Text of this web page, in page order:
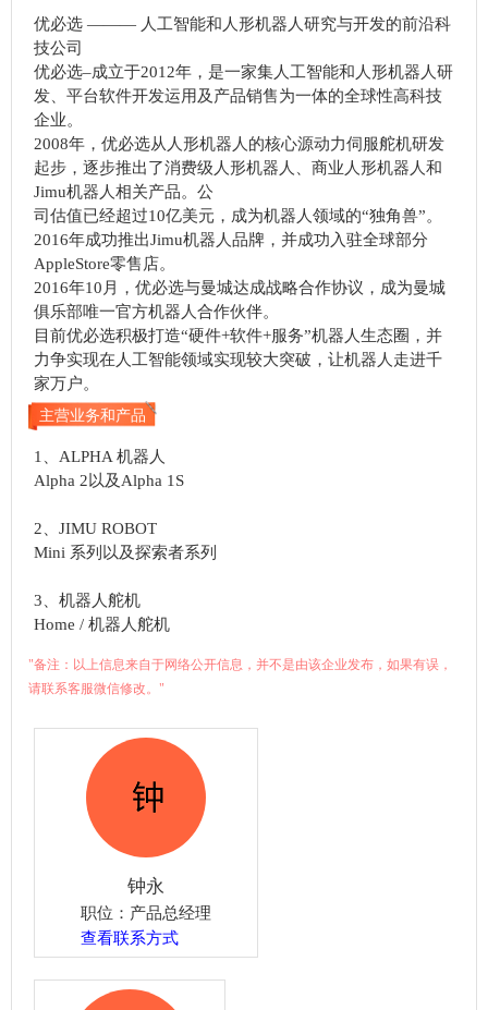
优必选 ——— 人工智能和人形机器人研究与开发的前沿科
技公司
优必选–成立于2012年，是一家集人工智能和人形机器人研
发、平台软件开发运用及产品销售为一体的全球性高科技
企业。
2008年，优必选从人形机器人的核心源动力伺服舵机研发
起步，逐步推出了消费级人形机器人、商业人形机器人和
Jimu机器人相关产品。公
司估值已经超过10亿美元，成为机器人领域的“独角兽”。
2016年成功推出Jimu机器人品牌，并成功入驻全球部分
AppleStore零售店。
2016年10月，优必选与曼城达成战略合作协议，成为曼城
俱乐部唯一官方机器人合作伙伴。
目前优必选积极打造“硬件+软件+服务”机器人生态圈，并
力争实现在人工智能领域实现较大突破，让机器人走进千
家万户。
主营业务和产品
1、ALPHA 机器人
Alpha 2以及Alpha 1S
2、JIMU ROBOT
Mini 系列以及探索者系列
3、机器人舵机
Home / 机器人舵机
"备注：以上信息来自于网络公开信息，并不是由该企业发布，如果有误，
请联系客服微信修改。"
钟永
职位：产品总经理
查看联系方式